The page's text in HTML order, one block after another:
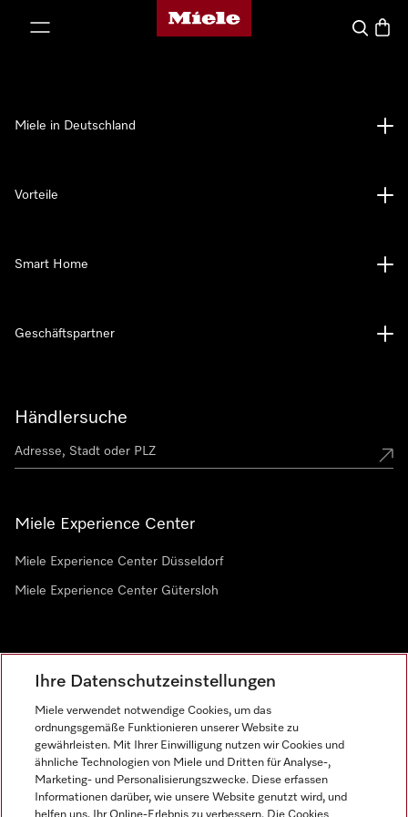
Miele-Homepage
Suche
Händlersuche
Miele Experience Center
Miele Experience Center Düsseldorf
Miele Experience Center Gütersloh
Miele in Deutschland
Vorteile
Smart Home
Geschäftspartner
Ihre Datenschutzeinstellungen
Miele verwendet notwendige Cookies, um das
ordnungsgemäße Funktionieren unserer Website zu
gewährleisten. Mit Ihrer Einwilligung nutzen wir Cookies und
ähnliche Technologien von Miele und Dritten für Analyse-,
Marketing- und Personalisierungszwecke. Diese erfassen
Informationen darüber, wie unsere Website genutzt wird, und